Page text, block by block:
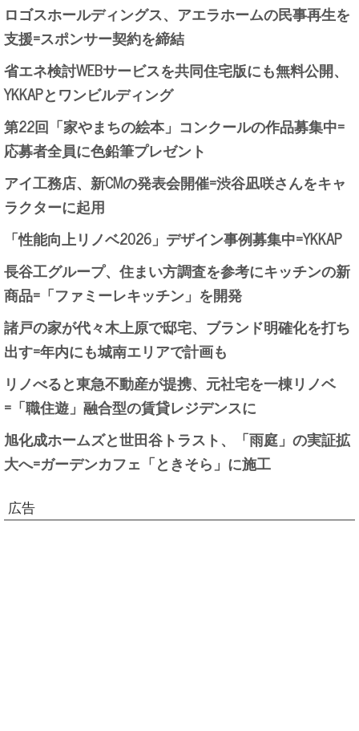
ロゴスホールディングス、アエラホームの民事再生を
支援=スポンサー契約を締結
省エネ検討WEBサービスを共同住宅版にも無料公開、
YKKAPとワンビルディング
第22回「家やまちの絵本」コンクールの作品募集中=
応募者全員に色鉛筆プレゼント
アイ工務店、新CMの発表会開催=渋谷凪咲さんをキャ
ラクターに起用
「性能向上リノベ2026」デザイン事例募集中=YKKAP
長谷工グループ、住まい方調査を参考にキッチンの新
商品=「ファミーレキッチン」を開発
諸戸の家が代々木上原で邸宅、ブランド明確化を打ち
出す=年内にも城南エリアで計画も
リノべると東急不動産が提携、元社宅を一棟リノベ
=「職住遊」融合型の賃貸レジデンスに
旭化成ホームズと世田谷トラスト、「雨庭」の実証拡
大へ=ガーデンカフェ「ときそら」に施工
広告